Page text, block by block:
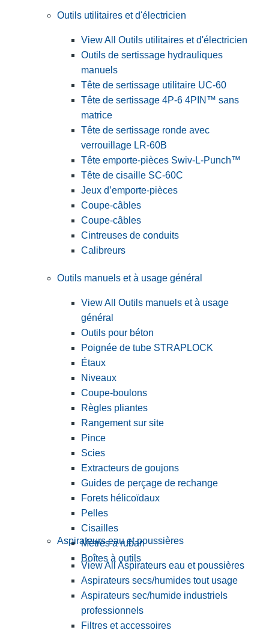
Outils utilitaires et d'électricien
View All Outils utilitaires et d'électricien
Outils de sertissage hydrauliques
manuels
Tête de sertissage utilitaire UC-60
Tête de sertissage 4P-6 4PIN™ sans
matrice
Tête de sertissage ronde avec
verrouillage LR-60B
Tête emporte-pièces Swiv-L-Punch™
Tête de cisaille SC-60C
Jeux d’emporte-pièces
Coupe-câbles
Coupe-câbles
Cintreuses de conduits
Calibreurs
Outils manuels et à usage général
View All Outils manuels et à usage
général
Outils pour béton
Poignée de tube STRAPLOCK
Étaux
Niveaux
Coupe-boulons
Règles pliantes
Rangement sur site
Pince
Scies
Extracteurs de goujons
Guides de perçage de rechange
Forets hélicoïdaux
Pelles
Cisailles
Mètres à ruban
Boîtes à outils
Aspirateurs eau et poussières
View All Aspirateurs eau et poussières
Aspirateurs secs/humides tout usage
Aspirateurs sec/humide industriels
professionnels
Filtres et accessoires